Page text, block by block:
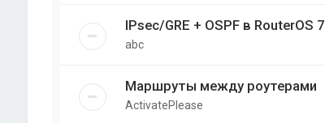
IPsec/GRE + OSPF в RouterOS 7
abc
Маршруты между роутерами
ActivatePlease